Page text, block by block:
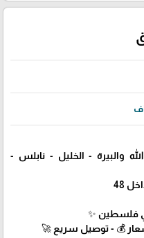
والبيرة - الخليل - نابلس -
48
في فلسطين ✨
💰 - توصيل سريع 🚀